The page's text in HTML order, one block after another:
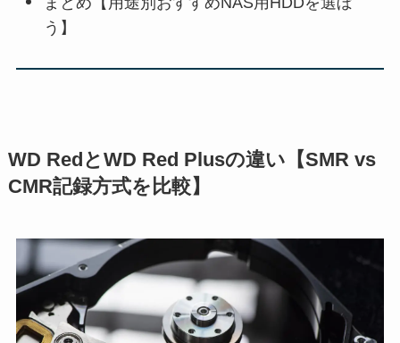
う】
WD RedとWD Red Plusの違い【SMR vs
CMR記録方式を比較】